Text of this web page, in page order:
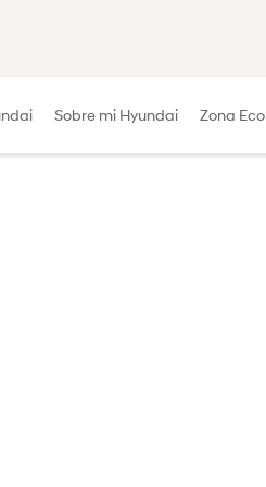
Sobre mi Hyundai Zona Eco